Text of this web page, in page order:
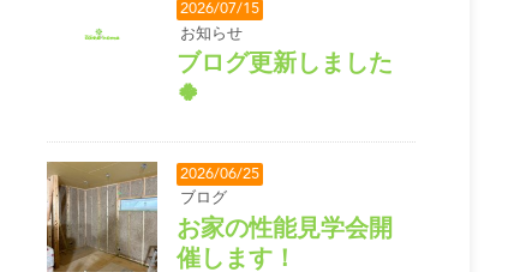
2026/07/15
お知らせ
ブログ更新しました
🍀
2026/06/25
ブログ
お家の性能見学会開
催します！